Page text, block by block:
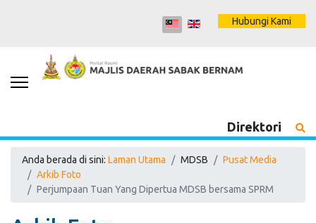
Hubungi Kami
Direktori
Anda berada di sini: Laman Utama MDSB
Pusat Media
Arkib Foto
Perjumpaan Tuan Yang Dipertua MDSB bersama SPRM